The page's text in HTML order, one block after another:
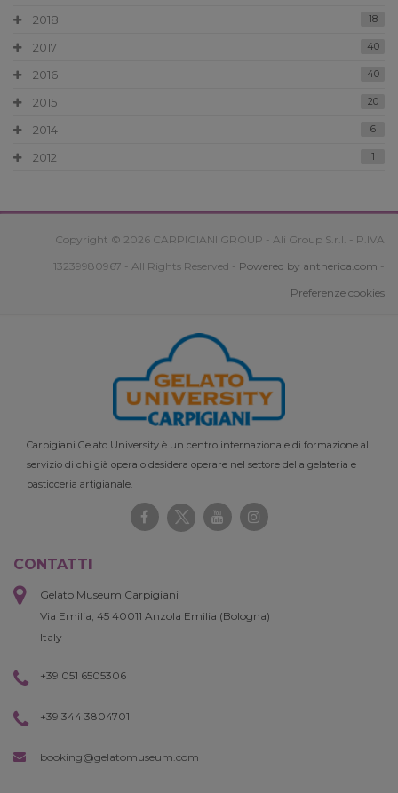
2018 18
2017 40
2016 40
2015 20
2014 6
2012 1
Copyright © 2026 CARPIGIANI GROUP - Ali Group S.r.l. - P.IVA
13239980967 - All Rights Reserved - Powered by antherica.com -
Preferenze cookies
Carpigiani Gelato University è un centro internazionale di formazione al
servizio di chi già opera o desidera operare nel settore della gelateria e
pasticceria artigianale.
CONTATTI
Gelato Museum Carpigiani
Via Emilia, 45 40011 Anzola Emilia (Bologna)
Italy
+39 051 6505306
+39 344 3804701
booking@gelatomuseum.com